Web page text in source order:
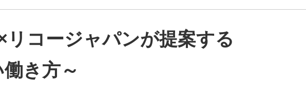
コージャパンが提案する
き方～